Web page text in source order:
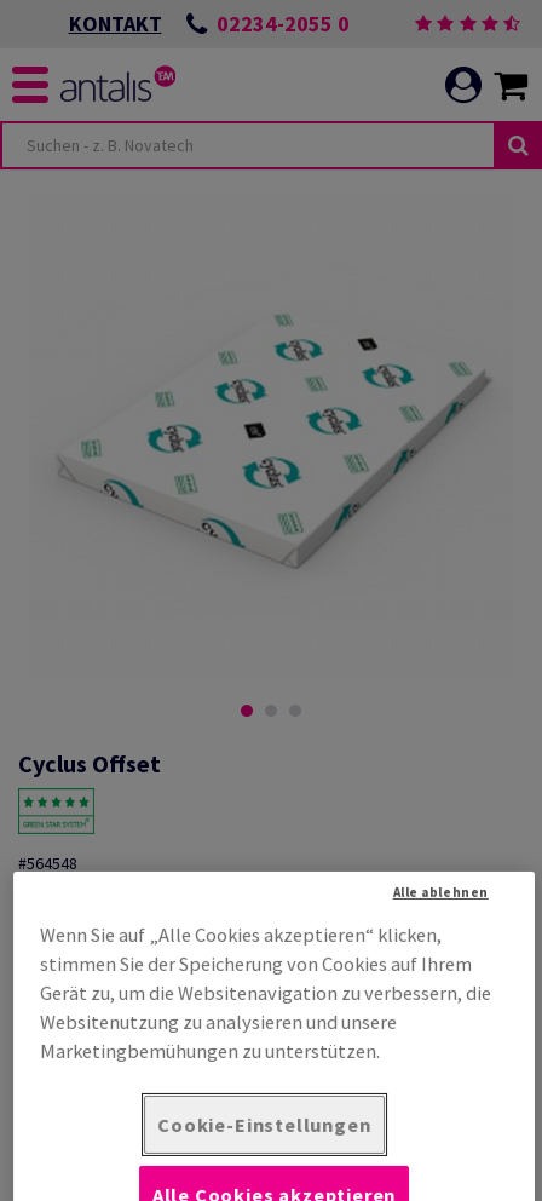
KONTAKT 02234-2055 0
Cyclus Offset
#564548
Cyclus, Offset, weiss, ungestrichen, 100 % Recycling, 170g/m2,
Credit
Produktinformation
Produkt weiterempfehlen
€ 1 028,20 71,00% Rabatt
LIEFERZEIT 2-3 TAGE
Wenn Sie auf „Alle Cookies akzeptieren“ klicken,
stimmen Sie der Speicherung von Cookies auf Ihrem
Gerät zu, um die Websitenavigation zu verbessern, die
Websitenutzung zu analysieren und unsere
Marketingbemühungen zu unterstützen.
Cookie-Einstellungen
Alle ablehnen
Alle Cookies akzeptieren